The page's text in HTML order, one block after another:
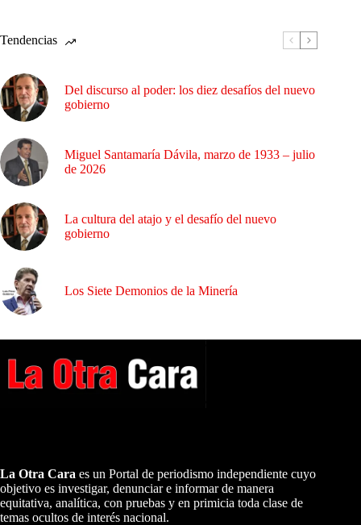
Tendencias
Del discurso al poder: los diez desafíos del nuevo
gobierno
Miguel Santamaría Dávila, marzo de 1933 – julio
de 2026
La cultura del atajo y el desafío del nuevo
gobierno
Los Siete Demonios de la Minería
La Otra Cara es un Portal de periodismo independiente cuyo
objetivo es investigar, denunciar e informar de manera
equitativa, analítica, con pruebas y en primicia toda clase de
temas ocultos de interés nacional.